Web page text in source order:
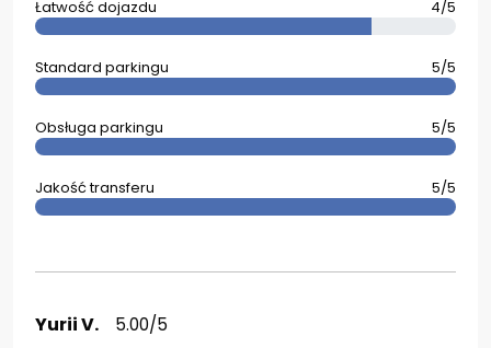
Łatwość dojazdu 4/5
Standard parkingu 5/5
Obsługa parkingu 5/5
Jakość transferu 5/5
Yurii V. 5.00/5